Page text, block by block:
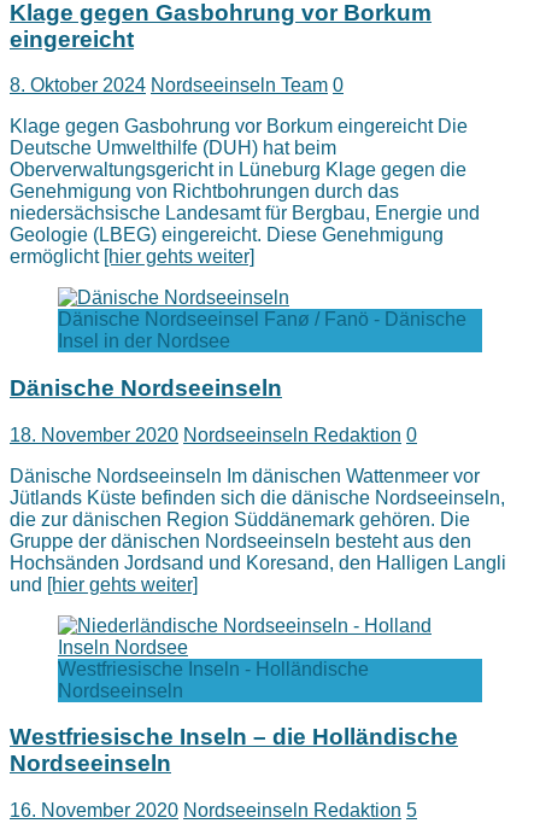
Klage gegen Gasbohrung vor Borkum
eingereicht
8. Oktober 2024 Nordseeinseln Team 0
Klage gegen Gasbohrung vor Borkum eingereicht Die
Deutsche Umwelthilfe (DUH) hat beim
Oberverwaltungsgericht in Lüneburg Klage gegen die
Genehmigung von Richtbohrungen durch das
niedersächsische Landesamt für Bergbau, Energie und
Geologie (LBEG) eingereicht. Diese Genehmigung
ermöglicht [hier gehts weiter]
Dänische Nordseeinsel Fanø / Fanö - Dänische
Insel in der Nordsee
Dänische Nordseeinseln
18. November 2020 Nordseeinseln Redaktion 0
Dänische Nordseeinseln Im dänischen Wattenmeer vor
Jütlands Küste befinden sich die dänische Nordseeinseln,
die zur dänischen Region Süddänemark gehören. Die
Gruppe der dänischen Nordseeinseln besteht aus den
Hochsänden Jordsand und Koresand, den Halligen Langli
und [hier gehts weiter]
Westfriesische Inseln - Holländische
Nordseeinseln
Westfriesische Inseln – die Holländische
Nordseeinseln
16. November 2020 Nordseeinseln Redaktion 5